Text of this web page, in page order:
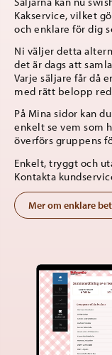
Mobil
E-post
Meddelande
Antal
Kakservice, vilket
och enklare för dig
Ni väljer detta
det är dags att
Varje säljare får då
med rätt belopp
På Mina sidor kan
enkelt se vem som
överförs gruppens
Enkelt, tryggt och
Kontakta
Mer om enklare